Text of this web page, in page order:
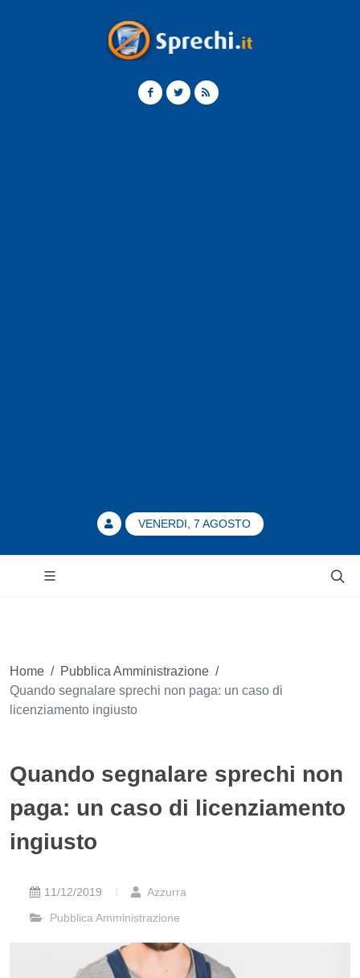
VENERDI, 7 AGOSTO
Home / Pubblica Amministrazione /
Quando segnalare sprechi non paga: un caso di
licenziamento ingiusto
Quando segnalare sprechi non
paga: un caso di licenziamento
ingiusto
11/12/2019
Azzurra
Pubblica Amministrazione